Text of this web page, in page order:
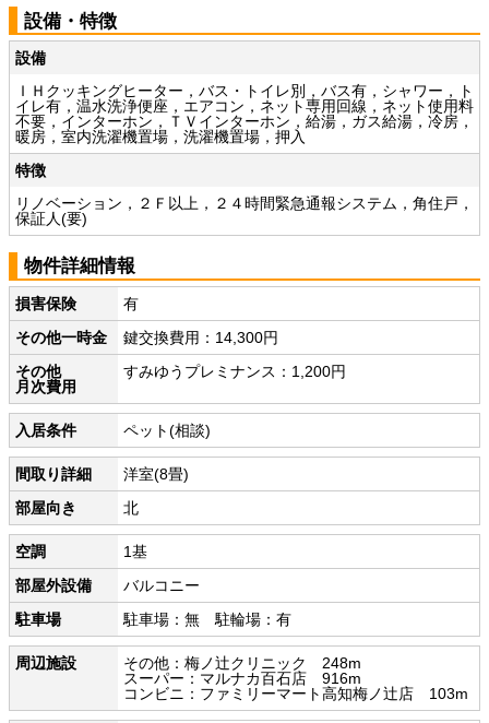
設備・特徴
設備
ＩＨクッキングヒーター，バス・トイレ別，バス有，シャワー，ト
イレ有，温水洗浄便座，エアコン，ネット専用回線，ネット使用料
不要，インターホン，ＴＶインターホン，給湯，ガス給湯，冷房，
暖房，室内洗濯機置場，洗濯機置場，押入
特徴
リノベーション，２Ｆ以上，２４時間緊急通報システム，角住戸，
保証人(要)
物件詳細情報
損害保険
有
その他一時金
鍵交換費用：14,300円
その他
月次費用
すみゆうプレミナンス：1,200円
入居条件 ペット(相談)
間取り詳細
洋室(8畳)
部屋向き
北
空調
1基
部屋外設備
バルコニー
駐車場
駐車場：無 駐輪場：有
周辺施設
その他：梅ノ辻クリニック 248m
スーパー：マルナカ百石店 916m
コンビニ：ファミリーマート高知梅ノ辻店 103m